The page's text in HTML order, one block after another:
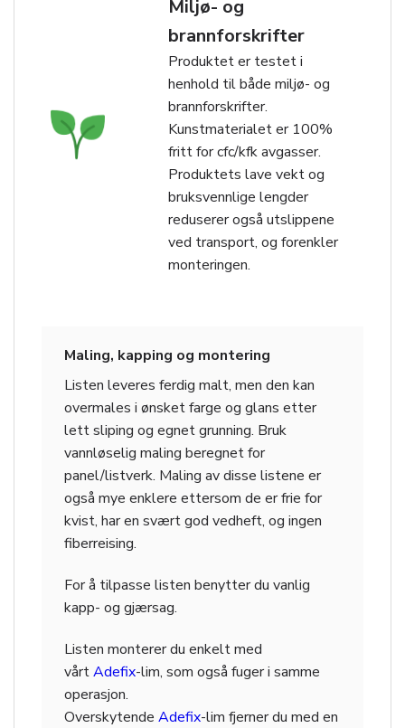
Miljø- og
brannforskrifter
Produktet er testet i
henhold til både miljø- og
brannforskrifter.
Kunstmaterialet er 100%
fritt for cfc/kfk avgasser.
Produktets lave vekt og
bruksvennlige lengder
reduserer også utslippene
ved transport, og forenkler
monteringen.
Maling, kapping og montering
Listen leveres ferdig malt, men den kan
overmales i ønsket farge og glans etter
lett sliping og egnet grunning. Bruk
vannløselig maling beregnet for
panel/listverk. Maling av disse listene er
også mye enklere ettersom de er frie for
kvist, har en svært god vedheft, og ingen
fiberreising.
For å tilpasse listen benytter du vanlig
kapp- og gjærsag.
Listen monterer du enkelt med
vårtAdefix-lim, som også fuger i samme
operasjon.
Overskytende Adefix-lim fjerner du med en